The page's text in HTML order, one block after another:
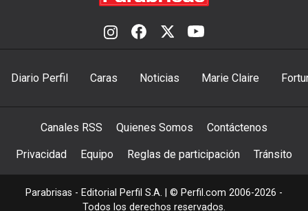
Diario Perfil Caras Noticias Marie Claire
Canales RSS Quienes Somos Contáctenos
Privacidad Equipo Reglas de participación Tránsito
Parabrisas - Editorial Perfil S.A. | © Perfil.com 2006-2026 -
Todos los derechos reservados.